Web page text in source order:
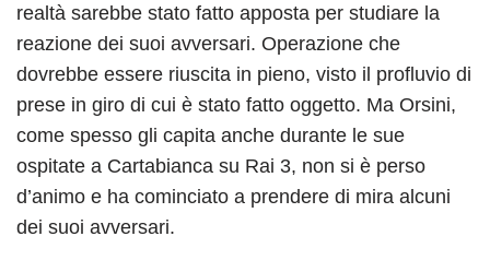
realtà sarebbe stato fatto apposta per studiare la
reazione dei suoi avversari. Operazione che
dovrebbe essere riuscita in pieno, visto il profluvio di
prese in giro di cui è stato fatto oggetto. Ma Orsini,
come spesso gli capita anche durante le sue
ospitate a Cartabianca su Rai 3, non si è perso
d’animo e ha cominciato a prendere di mira alcuni
dei suoi avversari.